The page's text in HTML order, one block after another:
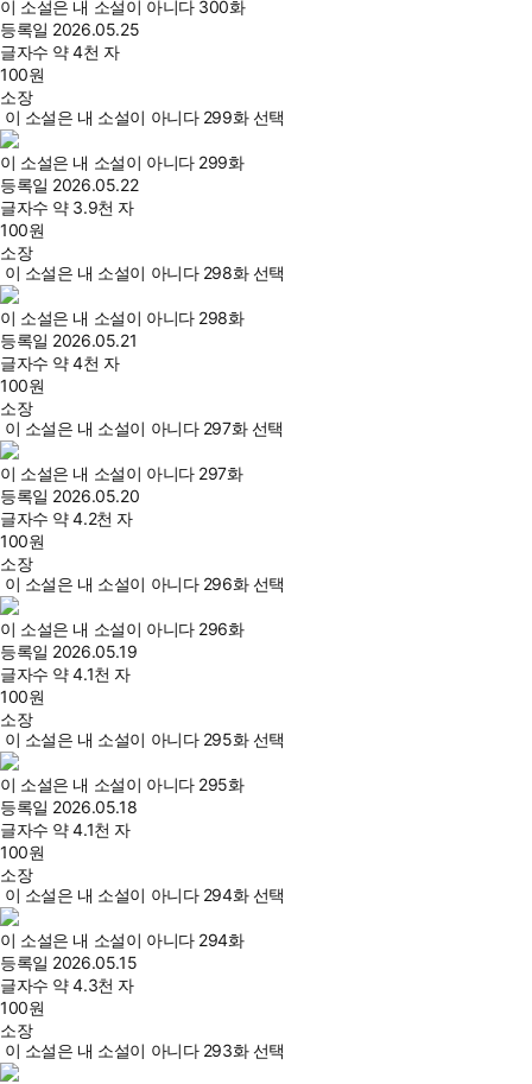
이 소설은 내 소설이 아니다 300화
등록일 2026.05.25
글자수 약 4천 자
100원
소장
이 소설은 내 소설이 아니다 299화 선택
이 소설은 내 소설이 아니다 299화
등록일 2026.05.22
글자수 약 3.9천 자
100원
소장
이 소설은 내 소설이 아니다 298화 선택
이 소설은 내 소설이 아니다 298화
등록일 2026.05.21
글자수 약 4천 자
100원
소장
이 소설은 내 소설이 아니다 297화 선택
이 소설은 내 소설이 아니다 297화
등록일 2026.05.20
글자수 약 4.2천 자
100원
소장
이 소설은 내 소설이 아니다 296화 선택
이 소설은 내 소설이 아니다 296화
등록일 2026.05.19
글자수 약 4.1천 자
100원
소장
이 소설은 내 소설이 아니다 295화 선택
이 소설은 내 소설이 아니다 295화
등록일 2026.05.18
글자수 약 4.1천 자
100원
소장
이 소설은 내 소설이 아니다 294화 선택
이 소설은 내 소설이 아니다 294화
등록일 2026.05.15
글자수 약 4.3천 자
100원
소장
이 소설은 내 소설이 아니다 293화 선택